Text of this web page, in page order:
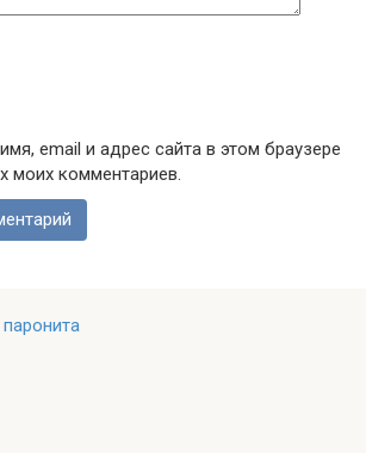
email и адрес сайта в этом браузере
комментариев.